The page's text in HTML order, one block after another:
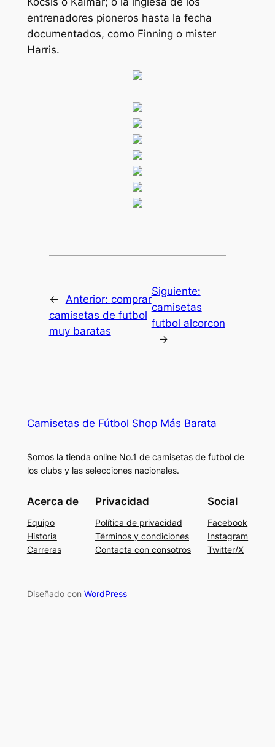
entrenadores pioneros hasta la fecha
documentados, como Finning o mister
Harris.
← Anterior: comprar
camisetas de futbol
muy baratas
Siguiente:
camisetas
futbol alcorcon
→
Camisetas de Fútbol Shop Más Barata
Somos la tienda online No.1 de camisetas de futbol de
los clubs y las selecciones nacionales.
Acerca de
Equipo
Historia
Carreras
Privacidad
Política de privacidad
Términos y condiciones
Contacta con consotros
Social
Facebook
Instagram
Twitter/X
Diseñado con WordPress